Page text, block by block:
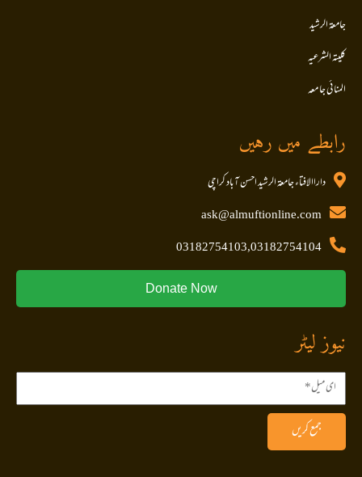
جامعۃ الرشید
کلیتہ الشرعیہ
المنا ئی جا معہ
رابطے میں رہیں
داراالافتاء جامعۃ الرشید احسن آباد کراچی
ask@almuftionline.com
03182754103,03182754104
Donate Now
نیوز لیٹر
جمع کریں